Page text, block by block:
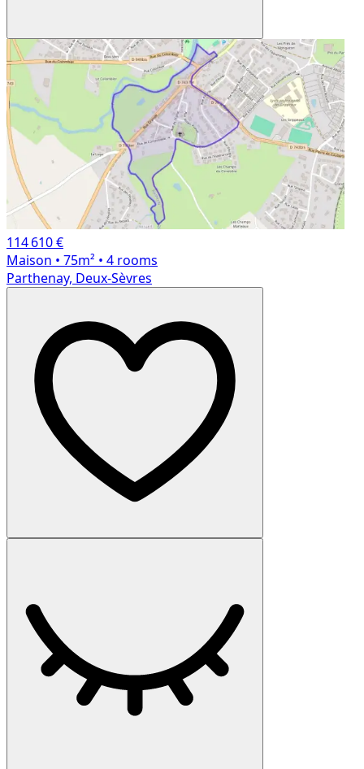
114 610 €
Maison • 75m² • 4 rooms
Parthenay, Deux-Sèvres